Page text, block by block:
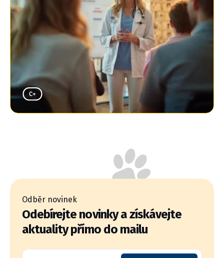
Odběr novinek
Odebírejte novinky a získávejte
aktuality přímo do mailu